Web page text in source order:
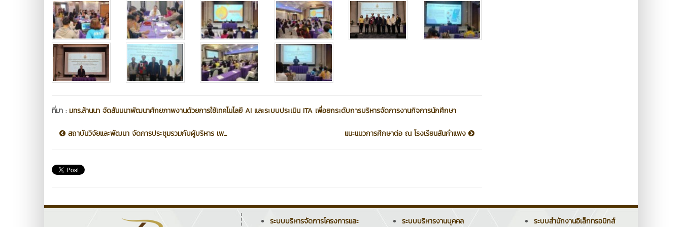
ที่มา : มทร.ล้านนา จัดสัมมนาพัฒนาศักยภาพงานด้วยการใช้เทคโนโลยี AI และระบบประเมิน ITA เพื่อยกระดับการบริหารจัดการงานกิจการนักศึกษา
สถาบันวิจัยและพัฒนา จัดการประชุมรวมกับผู้บริหาร เพ... แนะแนวการศึกษาต่อ ณ โรงเรียนสันกำแพง
ระบบบริหารจัดการโครงการและ ระบบบริหารงานบุคคล ระบบสำนักงานอิเล็กทรอนิกส์